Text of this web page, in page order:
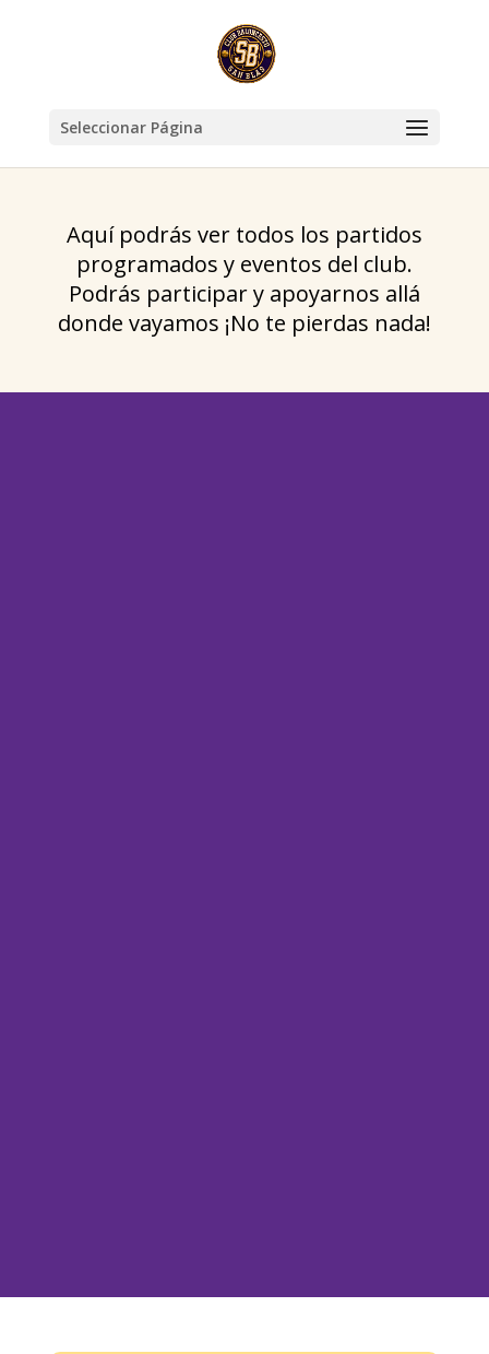
Seleccionar Página
Aquí podrás ver todos los partidos
programados y eventos del club.
Podrás participar y apoyarnos allá
donde vayamos ¡No te pierdas nada!